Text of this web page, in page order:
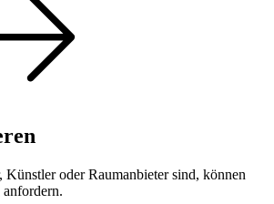
Künstler oder Raumanbieter sind, können